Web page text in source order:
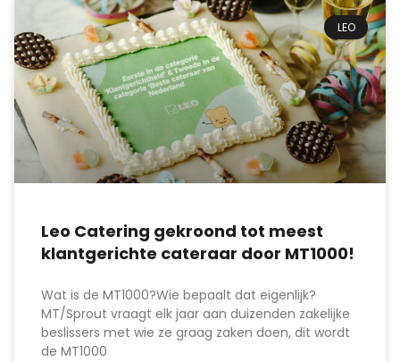
LEO
Leo Catering gekroond tot meest
klantgerichte cateraar door MT1000!
Wat is de MT1000?Wie bepaalt dat eigenlijk?
MT/Sprout vraagt elk jaar aan duizenden zakelijke
beslissers met wie ze graag zaken doen, dit wordt
de MT1000